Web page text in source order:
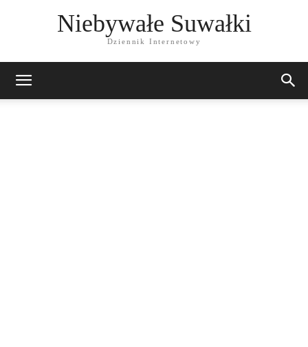
Niebywałe Suwałki
Dziennik Internetowy